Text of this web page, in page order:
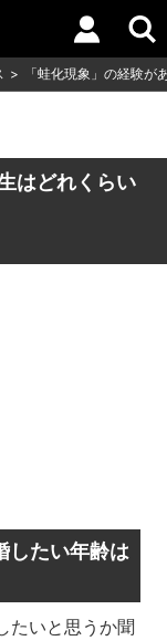
「蛙化現象」の経験
はどれくらい
したい年齢は
たいと思うか聞